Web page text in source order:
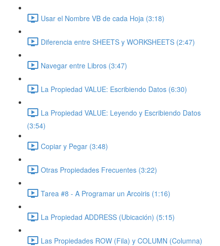
Usar el Nombre VB de cada Hoja (3:18)
Diferencia entre SHEETS y WORKSHEETS (2:47)
Navegar entre Libros (3:47)
La Propiedad VALUE: Escribiendo Datos (6:30)
La Propiedad VALUE: Leyendo y Escribiendo Datos
(3:54)
Copiar y Pegar (3:48)
Otras Propiedades Frecuentes (3:22)
Tarea #8 - A Programar un Arcoiris (1:16)
La Propiedad ADDRESS (Ubicación) (5:15)
Las Propiedades ROW (Fila) y COLUMN (Columna)